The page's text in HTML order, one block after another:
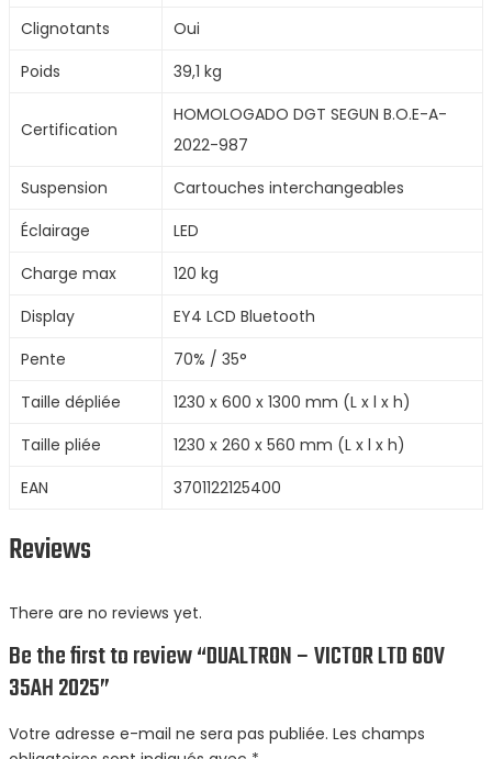
Clignotants
Oui
Poids
39,1 kg
Certification
HOMOLOGADO DGT SEGUN B.O.E-A-
2022-987
Suspension
Cartouches interchangeables
Éclairage
LED
Charge max
120 kg
Display
EY4 LCD Bluetooth
Pente
70% / 35°
Taille dépliée
1230 x 600 x 1300 mm (L x l x h)
Taille pliée
1230 x 260 x 560 mm (L x l x h)
EAN
3701122125400
Reviews
There are no reviews yet.
Be the first to review “DUALTRON – VICTOR LTD 60V
35AH 2025”
Votre adresse e-mail ne sera pas publiée. Les champs